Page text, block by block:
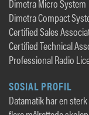
Dimetra Micro System
Dimetra Compact
Certified Sales
Certified Technical
Professional Radio
SOSIAL PROFIL
Datamatik har en